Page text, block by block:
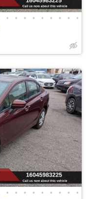
• • • • • • • • •
• • • • • • • • •